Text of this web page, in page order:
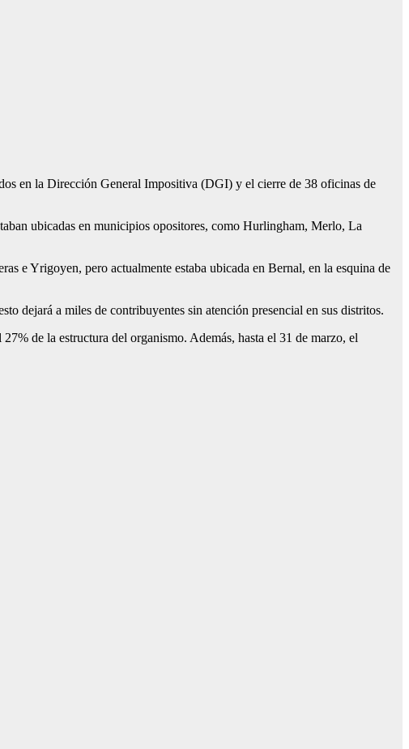
en la Dirección General Impositiva (DGI) y el cierre de 38 oficinas de
ubicadas en municipios opositores, como Hurlingham, Merlo, La
e Yrigoyen, pero actualmente estaba ubicada en Bernal, en la esquina de
dejará a miles de contribuyentes sin atención presencial en sus distritos.
de la estructura del organismo. Además, hasta el 31 de marzo, el